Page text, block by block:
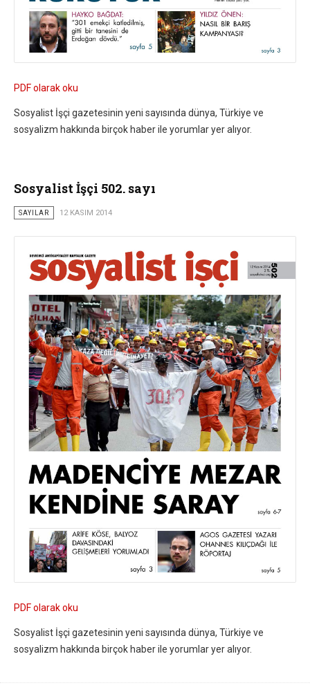
PDF olarak oku
Sosyalist İşçi gazetesinin yeni sayısında dünya, Türkiye ve
sosyalizm hakkında birçok haber ile yorumlar yer alıyor.
Sosyalist İşçi 502. sayı
SAYILAR 12 KASIM 2014
PDF olarak oku
Sosyalist İşçi gazetesinin yeni sayısında dünya, Türkiye ve
sosyalizm hakkında birçok haber ile yorumlar yer alıyor.